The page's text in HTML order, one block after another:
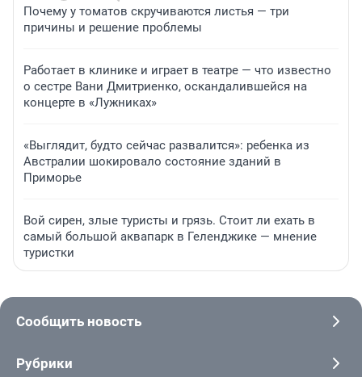
Почему у томатов скручиваются листья — три
причины и решение проблемы
Работает в клинике и играет в театре — что известно
о сестре Вани Дмитриенко, оскандалившейся на
концерте в «Лужниках»
«Выглядит, будто сейчас развалится»: ребенка из
Австралии шокировало состояние зданий в
Приморье
Вой сирен, злые туристы и грязь. Стоит ли ехать в
самый большой аквапарк в Геленджике — мнение
туристки
Сообщить новость
Рубрики